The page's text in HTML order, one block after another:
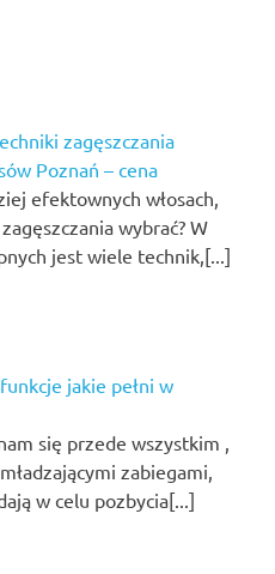
zagęszczania
Poznań – cena
efektownych włosach,
wybrać? W
jest wiele technik,[...]
jakie pełni w
się przede wszystkim ,
zabiegami,
w celu pozbycia[...]